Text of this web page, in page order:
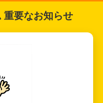
重要なお知らせ